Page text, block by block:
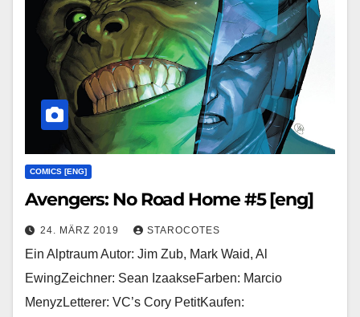
COMICS [ENG]
Avengers: No Road Home #5 [eng]
24. MÄRZ 2019 STAROCOTES
Ein Alptraum Autor: Jim Zub, Mark Waid, Al
EwingZeichner: Sean IzaakseFarben: Marcio
MenyzLetterer: VC’s Cory PetitKaufen: